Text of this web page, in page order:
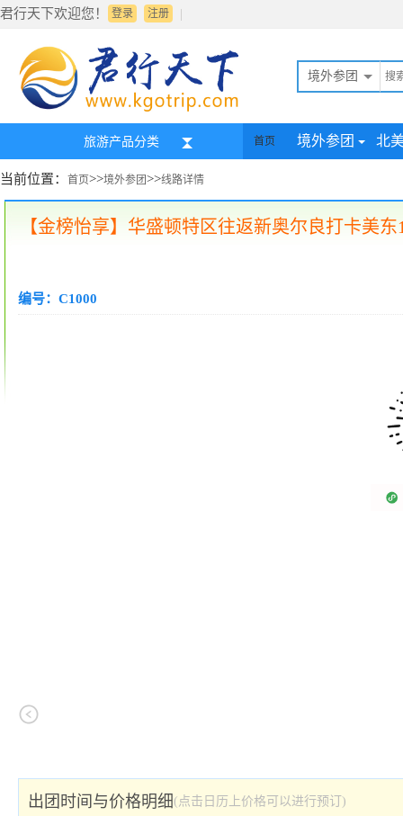
君行天下欢迎您！ 登录 |
注册
境外参团
旅游产品分类 首页 境外参团 北
当前位置： 首页>>境外参团>>线路详情
【金榜怡享】华盛顿特区往返新奥尔良打卡美
编号：C1000
出团时间与价格明细(点击日历上价格可以进行预订)